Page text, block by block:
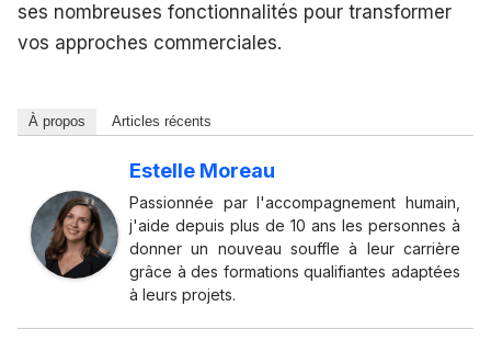
ses nombreuses fonctionnalités pour transformer
vos approches commerciales.
À propos Articles récents
Estelle Moreau
Passionnée par l'accompagnement humain,
j'aide depuis plus de 10 ans les personnes à
donner un nouveau souffle à leur carrière
grâce à des formations qualifiantes adaptées
à leurs projets.